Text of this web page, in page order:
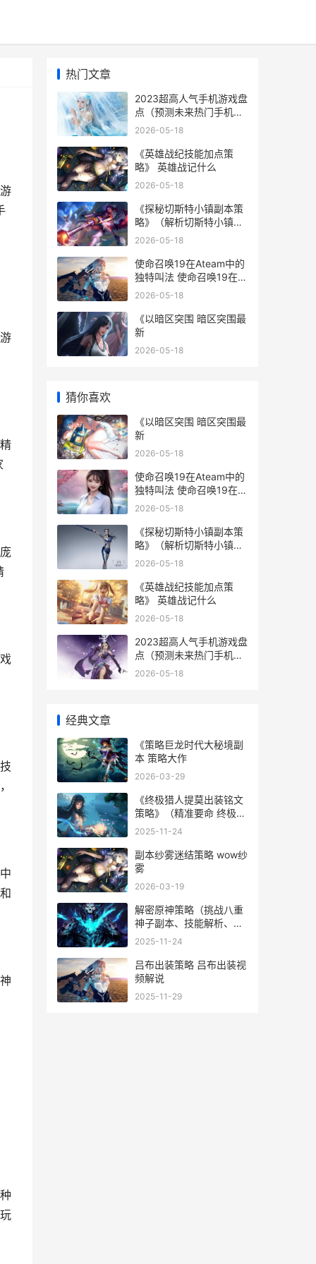
热门文章
2023超高人气手机游戏盘
点（预测未来热门手机游
戏
2026-05-18
《英雄战纪技能加点策
略》 英雄战记什么
2026-05-18
《探秘切斯特小镇副本策
略》（解析切斯特小镇副
本的奇遇和挑战 切斯特小
特小镇废墟”形态后
2026-05-18
使命召唤19在Ateam中的
独特叫法 使命召唤19在线
人数
2026-05-18
《以暗区突围 暗区突围最
新
2026-05-18
猜你喜欢
《以暗区突围 暗区突围最
新
2026-05-18
使命召唤19在Ateam中的
独特叫法 使命召唤19在线
人数
2026-05-18
《探秘切斯特小镇副本策
略》（解析切斯特小镇副
本的奇遇和挑战 切斯特小
特小镇废墟”形态后
2026-05-18
《英雄战纪技能加点策
略》 英雄战记什么
2026-05-18
2023超高人气手机游戏盘
点（预测未来热门手机游
戏
2026-05-18
经典文章
《策略巨龙时代大秘境副
本 策略大作
2026-03-29
《终极猎人提莫出装铭文
策略》（精准要命 终极猎
手对提莫大招
2025-11-24
副本纱雾迷结策略 wow纱
雾
2026-03-19
解密原神策略（挑战八重
神子副本、技能解析、装
备主推和战斗诀窍一网打
2025-11-24
吕布出装策略 吕布出装视
频解说
2025-11-29